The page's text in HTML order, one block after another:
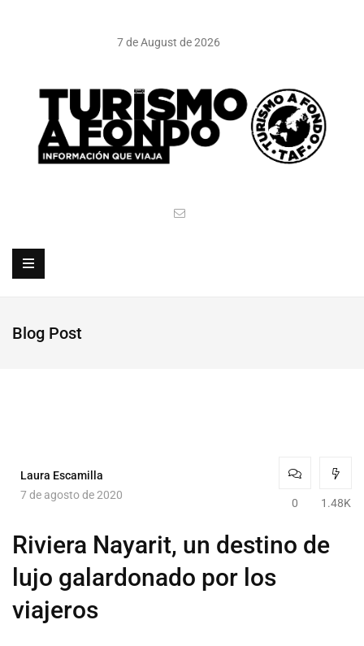
7 de August de 2026
Blog Post
Laura Escamilla
7 de agosto de 2020
0 1.48K
Riviera Nayarit, un destino de
lujo galardonado por los
viajeros